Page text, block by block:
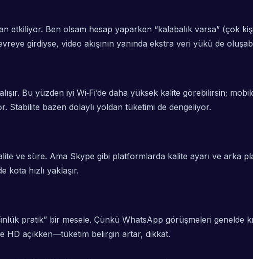
etkiliyor. Ben olsam hesap yaparken “kalabalık varsa” (çok
girdiyse, video akışının yanında ekstra veri yükü de
Bu yüzden iyi Wi‑Fi’de daha yüksek kalite görebilirsin;
Stabilite bazen dolaylı yoldan tüketimi de dengeliyor.
ve süre. Ama Skype gibi platformlarda kalite ayarı ve arka
hızlı yaklaşır.
pratik” bir mesele. Çünkü WhatsApp görüşmeleri genelde
HD açıkken—tüketim belirgin artar, dikkat.